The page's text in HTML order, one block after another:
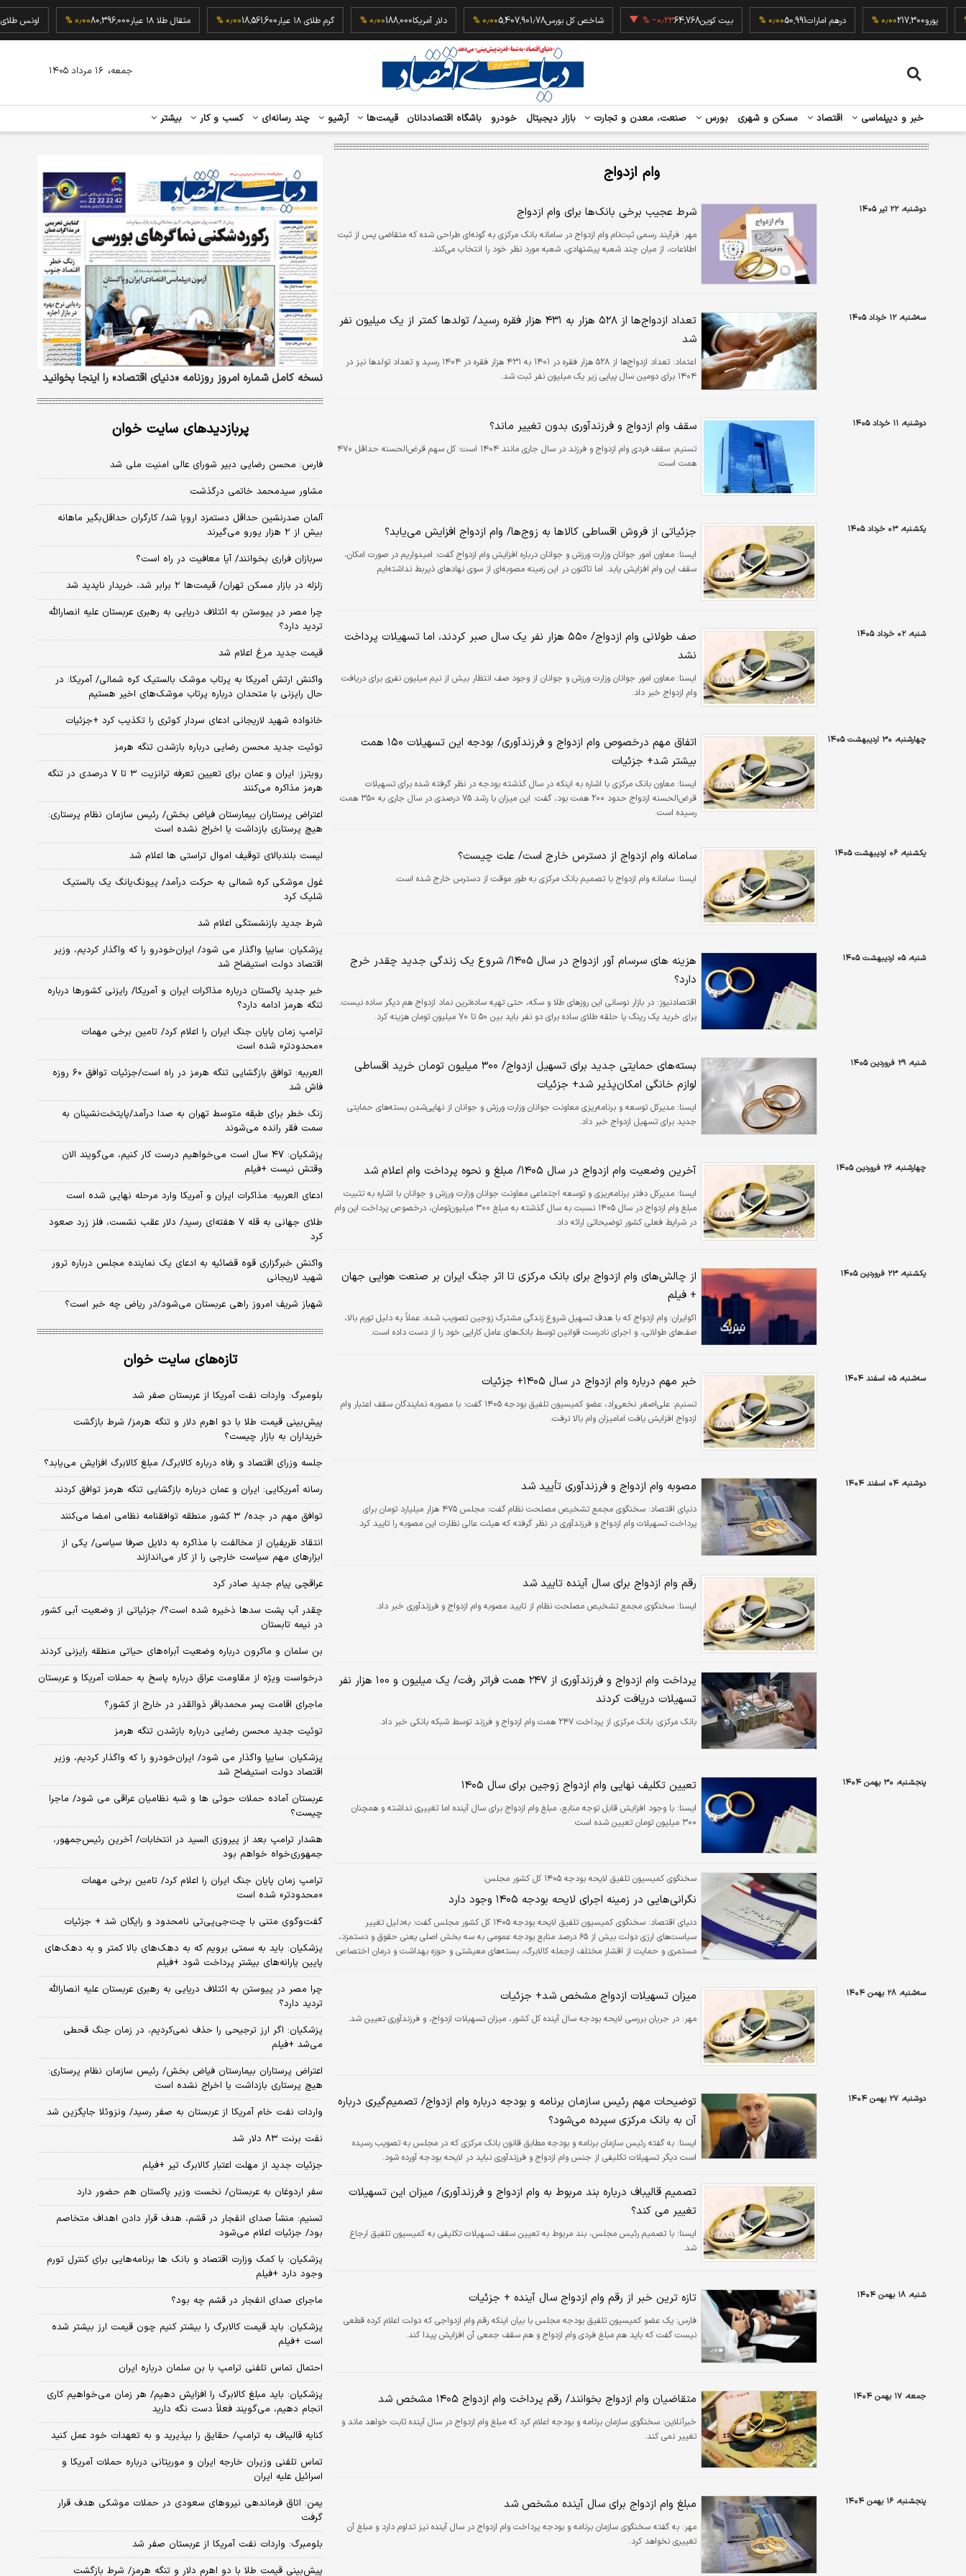
% یورو217,300۰٫۰۰ % درهم امارات50,991۰٫۰۰ % بیت کوین64,768 ‎−۰٫۲۳ % شاخص کل بورس5,407,901.78۰٫۰۰ % دلار آمریکا188,000۰٫۰۰ % گرم طلای ۱۸ عیار 18,561,600۰٫۰۰ % مثقال طلا ۱۸ عیار 80,396,000۰٫۰۰ %
خبر و دیپلماسی اقتصاد مسکن و شهری بورس صنعت، معدن و تجارت بازار دیجیتال خودرو باشگاه اقتصاددانان قیمت‌ها آرشیو چند رسانه‌ای کسب و کار بیشتر
جمعه، ۱۶ مرداد ۱۴۰۵
وام ازدواج
دوشنبه، ۲۲ تیر ۱۴۰۵ شرط عجیب برخی بانک‌ها برای وام ازدواج
مهر: فرآیند رسمی ثبت‌نام وام ازدواج در سامانه بانک مرکزی به گونه‌ای طراحی شده که متقاضی پس از ثبت
اطلاعات، از میان چند شعبه پیشنهادی، شعبه مورد نظر خود را انتخاب می‌کند.
سه‌شنبه، ۱۲ خرداد ۱۴۰۵
تعداد ازدواج‌ها از ۵۲۸ هزار به ۴۳۱ هزار فقره رسید/ تولدها کمتر از یک میلیون نفر
شد
اعتماد:
تعداد ازدواج‌ها از ۵۲۸ هزار فقره در ۱۴۰۱ به ۴۳۱ هزار فقره در ۱۴۰۴ رسید و تعداد تولدها نیز در
۱۴۰۴ برای دومین سال پیاپی زیر یک میلیون نفر ثبت شد.
دوشنبه، ۱۱ خرداد ۱۴۰۵ سقف وام ازدواج و فرزندآوری بدون تغییر ماند؟
تسنیم:
سقف فردی وام‌ ازدواج و فرزند در سال جاری مانند ۱۴۰۴ است؛ کل سهم قرض‌الحسنه حداقل ۴۷۰
همت است.
یکشنبه، ۰۳ خرداد ۱۴۰۵ جزئیاتی از فروش اقساطی کالاها به زوج‌ها/ وام ازدواج افزایش می‌یابد؟
ايسنا: معاون امور جوانان وزارت ورزش و جوانان درباره افزایش وام ازدواج گفت: امیدواریم در صورت امکان،
سقف این وام افزایش یابد. اما تاکنون در این زمینه مصوبه‌ای از سوی نهادهای ذیربط نداشته‌ایم
شنبه، ۰۲ خرداد ۱۴۰۵
صف طولانی وام ازدواج/ ۵۵۰ هزار نفر یک سال صبر کردند، اما تسهیلات پرداخت
نشد
ايسنا: معاون امور جوانان وزارت ورزش و جوانان از وجود صف انتظار بیش از نیم میلیون نفری برای دریافت
وام ازدواج خبر داد.
چهارشنبه، ۳۰ اردیبهشت ۱۴۰۵
اتفاق مهم درخصوص وام ازدواج و فرزندآوری/ بودجه این تسهیلات ۱۵۰ همت
بیشتر شد+ جزئیات
ايسنا: معاون بانک مرکزی با اشاره به اینکه در سال گذشته بودجه در نظر گرفته شده برای تسهیلات
قرض‌الحسنه ازدواج حدود ۲۰۰ همت بود، گفت: این میزان با رشد ۷۵ درصدی در سال جاری به ۳۵۰ همت
رسیده است.
یکشنبه، ۰۶ اردیبهشت ۱۴۰۵ سامانه وام ازدواج از دسترس خارج است/ علت چیست؟
ايسنا: سامانه وام ازدواج با تصمیم بانک مرکزی به طور موقت از دسترس خارج شده است.
شنبه، ۰۵ اردیبهشت ۱۴۰۵
هزینه های سرسام آور ازدواج در سال ۱۴۰۵/ شروع یک زندگی جدید چقدر خرج
دارد؟
اقتصادنیوز: در بازار نوسانی این روزهای طلا و سکه، حتی تهیه ساده‌ترین نماد ازدواج هم دیگر ساده نیست.
برای خرید یک رینگ یا حلقه طلای ساده برای دو نفر باید بین ۵۰ تا ۷۰ میلیون تومان هزینه کرد.
شنبه، ۲۹ فروردین ۱۴۰۵
بسته‌های حمایتی جدید برای تسهیل ازدواج/ ۳۰۰ میلیون تومان خرید اقساطی
لوازم خانگی امکان‌پذیر شد+ جزئیات
ايسنا: مدیرکل توسعه و برنامه‌ریزی معاونت جوانان وزارت ورزش و جوانان از نهایی‌شدن بسته‌های حمایتی
جدید برای تسهیل ازدواج خبر داد.
چهارشنبه، ۲۶ فروردین ۱۴۰۵ آخرین وضعیت وام ازدواج در سال ۱۴۰۵/ مبلغ و نحوه پرداخت وام اعلام شد
ايسنا: مدیرکل دفتر برنامه‌ریزی و توسعه اجتماعی معاونت جوانان وزارت ورزش و جوانان با اشاره به تثبیت
مبلغ وام ازدواج در سال ۱۴۰۵ نسبت به سال گذشته به مبلغ ۳۰۰ میلیون‌تومان، درخصوص پرداخت این وام
در شرایط فعلی کشور توضیحاتی ارائه داد.
یکشنبه، ۲۳ فروردین ۱۴۰۵
از چالش‌های وام ازدواج برای بانک مرکزی تا اثر جنگ ایران بر صنعت هوایی جهان
+ فیلم
اکوایران: وام ازدواج که با هدف تسهیل شروع زندگی مشترک زوجین تصویب شده، عملاً به دلیل تورم بالا،
صف‌های طولانی، و اجرای نادرست قوانین توسط بانک‌های عامل کارایی خود را از دست داده است.
سه‌شنبه، ۰۵ اسفند ۱۴۰۴ خبر مهم درباره وام ازدواج در سال ۱۴۰۵+ جزئیات
تسنیم:
علی‌اصغر نخعی‌راد، عضو کمیسیون تلفیق بودجه ۱۴۰۵ گفت: با مصوبه نمایندگان سقف اعتبار وام
ازدواج افزایش یافت امامیزان وام بالا نرفت.
دوشنبه، ۰۴ اسفند ۱۴۰۴ مصوبه وام ازدواج و فرزندآوری تأیید شد
دنیای اقتصاد: سخنگوی مجمع تشخیص مصلحت نظام گفت: مجلس ۴۷۵ هزار میلیارد تومان برای
پرداخت تسهیلات وام ازدواج و فرزندآوری در نظر گرفته که هیئت عالی نظارت این مصوبه را تایید کرد.
رقم وام ازدواج برای سال آینده تایید شد
ايسنا: سخنگوی مجمع تشخیص مصلحت نظام از تایید مصوبه وام ازدواج و فرزندآوری خبر داد.
پرداخت وام ازدواج و فرزندآوری از ۲۴۷ همت فراتر رفت/ یک میلیون و ۱۰۰ هزار نفر
تسهیلات دریافت کردند
بانک مرکزی: بانک مرکزی از پرداخت ۲۴۷ همت وام ازدواج و فرزند توسط شبکه بانکی خبر داد.
پنجشنبه، ۳۰ بهمن ۱۴۰۴ تعیین تکلیف نهایی وام ازدواج زوجین برای سال ۱۴۰۵
ایسنا: با وجود افزایش قابل توجه منابع، مبلغ وام ازدواج برای سال آینده اما تغییری نداشته و همچنان
۳۰۰ میلیون تومان تعیین شده است
سخنگوی کمیسیون تلفیق لایحه بودجه ۱۴۰۵ کل کشور مجلس:
نگرانی‌هایی در زمینه اجرای لایحه بودجه ۱۴۰۵ وجود دارد
دنیای اقتصاد: سخنگوی کمیسیون تلفیق لایحه بودجه ۱۴۰۵ کل کشور مجلس گفت: به‌دلیل تغییر
سیاست‌های ارزی دولت بیش از ۶۵ درصد منابع بودجه عمومی به سه بخش اصلی یعنی حقوق و دستمزد،
مستمری و حمایت از اقشار مختلف ازجمله کالابرگ، بسته‌های معیشتی و حوزه بهداشت و درمان اختصاص
سه‌شنبه، ۲۸ بهمن ۱۴۰۴ میزان تسهیلات ازدواج مشخص شد+ جزئیات
مهر: در جریان بررسی لایحه بودجه سال آینده کل کشور، میزان تسهیلات ازدواج، و فرزندآوری تعیین شد.
دوشنبه، ۲۷ بهمن ۱۴۰۴
توضیحات مهم رئیس سازمان برنامه و بودجه درباره وام ازدواج/ تصمیم‌گیری درباره
آن به بانک مرکزی سپرده می‌شود؟
ايسنا: به گفته رئیس سازمان برنامه و بودجه مطابق قانون بانک مرکزی که در مجلس به تصویب رسیده
است دیگر تسهیلات تکلیفی از جنس وام ازدواج و فرزندآوری نباید در لایحه بودجه آورده شود.
تصمیم قالیباف درباره بند مربوط به وام ازدواج و فرزندآوری/ میزان این تسهیلات
تغییر می کند؟
ايسنا: با تصمیم رئیس مجلس، بند مربوط به تعیین سقف تسهیلات تکلیفی به کمیسیون تلفیق ارجاع
شد.
شنبه، ۱۸ بهمن ۱۴۰۴ تازه ترین خبر از رقم وام ازدواج سال آینده + جزئیات
فارس: یک عضو کمیسیون تلفیق بودجه مجلس با بیان اینکه رقم وام ازدواجی که دولت اعلام کرده قطعی
نیست گفت که باید هم مبلغ فردی وام ازدواج و هم سقف جمعی آن افزایش پیدا کند.
جمعه، ۱۷ بهمن ۱۴۰۴ متقاضیان وام ازدواج بخوانند/ رقم پرداخت وام ازدواج ۱۴۰۵ مشخص شد
خبرآنلاین: سخنگوی سازمان برنامه و بودجه اعلام کرد که مبلغ وام ازدواج در سال آینده ثابت خواهد ماند و
تغییر نمی کند.
پنجشنبه، ۱۶ بهمن ۱۴۰۴ مبلغ وام ازدواج برای سال آینده مشخص شد
مهر: به گفته سخنگوی سازمان برنامه و بودجه پرداخت وام ازدواج در سال آینده نیز تداوم دارد و مبلغ آن
تغییری نخواهد کرد.
نسخه کامل شماره امروز روزنامه «دنیای‌ اقتصاد» را اینجا بخوانید
پربازدیدهای سایت خوان
فارس: محسن رضایی دبیر شورای عالی امنیت ملی شد
مشاور سیدمحمد خاتمی درگذشت
آلمان صدرنشین حداقل دستمزد اروپا شد/ کارگران حداقل‌بگیر ماهانه
بیش از ۲ هزار یورو می‌گیرند
سربازان فراری بخوانند/ آیا معافیت در راه است؟
زلزله در بازار مسکن تهران/ قیمت‌ها ۲ برابر شد، خریدار ناپدید شد
چرا مصر در پیوستن به ائتلاف دریایی به رهبری عربستان علیه انصارالله
تردید دارد؟
قیمت جدید مرغ اعلام شد
واکنش ارتش آمریکا به پرتاب موشک بالستیک کره شمالی/ آمریکا: در
حال رایزنی با متحدان درباره پرتاب موشک‌های اخیر هستیم
خانواده شهید لاریجانی ادعای سردار کوثری را تکذیب کرد +جزئیات
توئیت جدید محسن رضایی درباره بازشدن تنگه هرمز
رویترز: ایران و عمان برای تعیین تعرفه ترانزیت ۳ تا ۷ درصدی در تنگه
هرمز مذاکره می‌کنند
اعتراض پرستاران بیمارستان فیاض بخش/ رئیس سازمان نظام پرستاری:
هیچ پرستاری بازداشت یا اخراج نشده است
لیست بلندبالای توقیف اموال تراستی ها اعلام شد
غول موشکی کره شمالی به حرکت درآمد/ پیونگ‌یانگ یک بالستیک
شلیک کرد
شرط جدید بازنشستگی اعلام شد
پزشکیان: سایپا واگذار می شود/ ایران‌خودرو را که واگذار کردیم، وزیر
اقتصاد دولت استیضاح شد
خبر جدید پاکستان درباره مذاکرات ایران و آمریکا/ رایزنی کشورها درباره
تنگه هرمز ادامه دارد؟
ترامپ زمان پایان جنگ ایران را اعلام کرد/ تامین برخی مهمات
«محدودتر» شده است
العربیه: توافق بازگشایی تنگه هرمز در راه است/جزئیات توافق ۶۰ روزه
فاش شد
زنگ خطر برای طبقه متوسط تهران به صدا درآمد/پایتخت‌نشینان به
سمت فقر رانده می‌شوند
پزشکیان: ۴۷ سال است می‌خواهیم درست کار کنیم، می‌گویند الان
وقتش نیست +فیلم
ادعای العربیه: مذاکرات ایران و آمریکا وارد مرحله نهایی شده است
طلای جهانی به قله ۷ هفته‌ای رسید/ دلار عقب نشست، فلز زرد صعود
کرد
واکنش خبرگزاری قوه قضائیه به ادعای یک نماینده مجلس درباره ترور
شهید لاریجانی
شهباز شریف امروز راهی عربستان می‌شود/در ریاض چه خبر است؟
تازه‌های سایت خوان
بلومبرگ: واردات نفت آمریکا از عربستان صفر شد
پیش‌بینی قیمت طلا با دو اهرم دلار و تنگه هرمز/ شرط بازگشت
خریداران به بازار چیست؟
جلسه وزرای اقتصاد و رفاه درباره کالابرگ/ مبلغ کالابرگ افزایش می‌یابد؟
رسانه آمریکایی: ایران و عمان درباره بازگشایی تنگه هرمز توافق کردند
توافق مهم در جده/ ۳ کشور منطقه توافقنامه نظامی امضا می‌کنند
انتقاد ظریفیان از مخالفت با مذاکره به دلایل صرفا سیاسی/ یکی از
ابزارهای مهم سیاست خارجی را از کار می‌اندازند
عراقچی پیام جدید صادر کرد
چقدر آب پشت سدها ذخیره شده است؟/ جزئیاتی از وضعیت آبی کشور
در نیمه تابستان
بن سلمان و ماکرون درباره وضعیت آبراه‌های حیاتی منطقه رایزنی کردند
درخواست ویژه از مقاومت عراق درباره پاسخ به حملات آمریکا و عربستان
ماجرای اقامت پسر محمدباقر ذوالقدر در خارج از کشور؟
توئیت جدید محسن رضایی درباره بازشدن تنگه هرمز
پزشکیان: سایپا واگذار می شود/ ایران‌خودرو را که واگذار کردیم، وزیر
اقتصاد دولت استیضاح شد
عربستان آماده حملات حوثی ها و شبه نظامیان عراقی می شود/ ماجرا
چیست؟
هشدار ترامپ بعد از پیروزی السید در انتخابات/ آخرین رئیس‌جمهور،
جمهوری‌خواه خواهم بود
ترامپ زمان پایان جنگ ایران را اعلام کرد/ تامین برخی مهمات
«محدودتر» شده است
گفت‌وگوی متنی با چت‌جی‌پی‌تی نامحدود و رایگان شد + جزئیات
پزشکیان: باید به سمتی برویم که به دهک‌های بالا کمتر و به دهک‌های
پایین یارانه‌های بیشتر پرداخت شود +فیلم
چرا مصر در پیوستن به ائتلاف دریایی به رهبری عربستان علیه انصارالله
تردید دارد؟
پزشکیان: اگر ارز ترجیحی را حذف نمی‌کردیم، در زمان جنگ قحطی
می‌شد +فیلم
اعتراض پرستاران بیمارستان فیاض بخش/ رئیس سازمان نظام پرستاری:
هیچ پرستاری بازداشت یا اخراج نشده است
واردات نفت خام آمریکا از عربستان به صفر رسید/ ونزوئلا جایگزین شد
نفت برنت ۸۳ دلار شد
جزئیات جدید از مهلت اعتبار کالابرگ تیر +فیلم
سفر اردوغان به عربستان/ نخست وزیر پاکستان هم حضور دارد
تسنیم: منشأ صدای انفجار در قشم، هدف قرار دادن اهداف متخاصم
بود/ جزئیات اعلام می‌شود
پزشکیان: با کمک وزارت اقتصاد و بانک ها برنامه‌هایی برای کنترل تورم
وجود دارد +فیلم
ماجرای صدای انفجار در قشم چه بود؟
پزشکیان: باید قیمت کالابرگ را بیشتر کنیم چون قیمت ارز بیشتر شده
است +فیلم
احتمال تماس تلفنی ترامپ با بن سلمان درباره ایران
پزشکیان: باید مبلغ کالابرگ را افزایش دهیم/ هر زمان می‌خواهیم کاری
انجام دهیم، می‌گویند فعلاً دست نگه دارید
کنایه قالیباف به ترامپ/ حقایق را بپذیرید و به تعهدات خود عمل کنید
تماس تلفنی وزیران خارجه ایران و موریتانی درباره حملات آمریکا و
اسرائیل علیه ایران
یمن: اتاق فرماندهی نیروهای سعودی در حملات موشکی هدف قرار
گرفت
بلومبرگ: واردات نفت آمریکا از عربستان صفر شد
پیش‌بینی قیمت طلا با دو اهرم دلار و تنگه هرمز/ شرط بازگشت